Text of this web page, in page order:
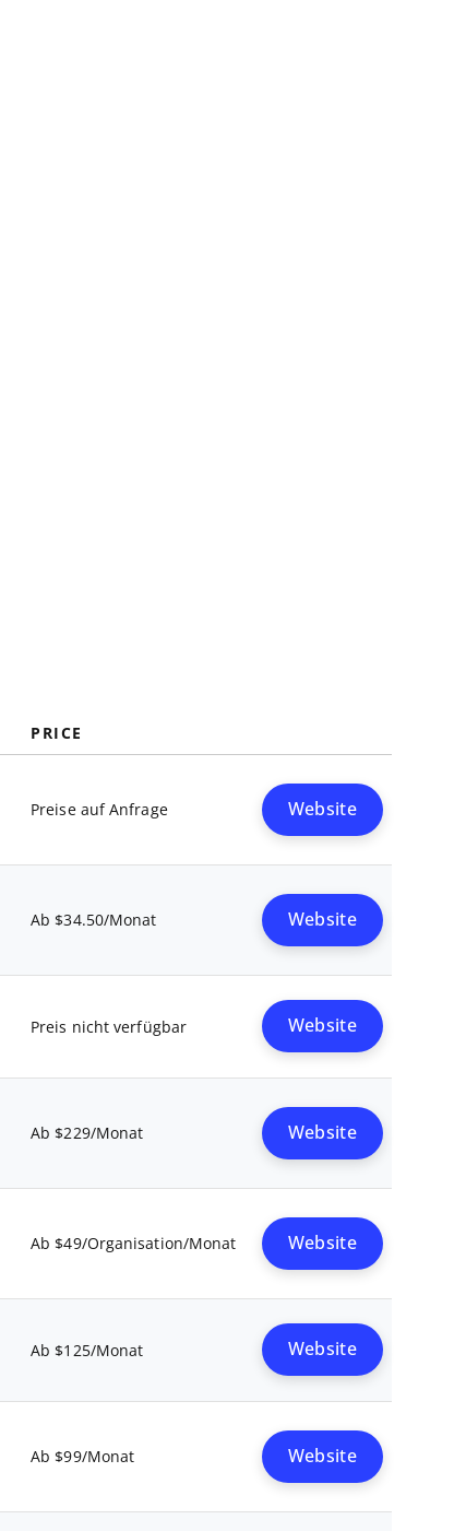
PRICE
Preise auf Anfrage Website
Ab $34.50/Monat Website
Preis nicht verfügbar Website
Ab $229/Monat Website
Ab $49/Organisation/Monat Website
Ab $125/Monat Website
Ab $99/Monat Website